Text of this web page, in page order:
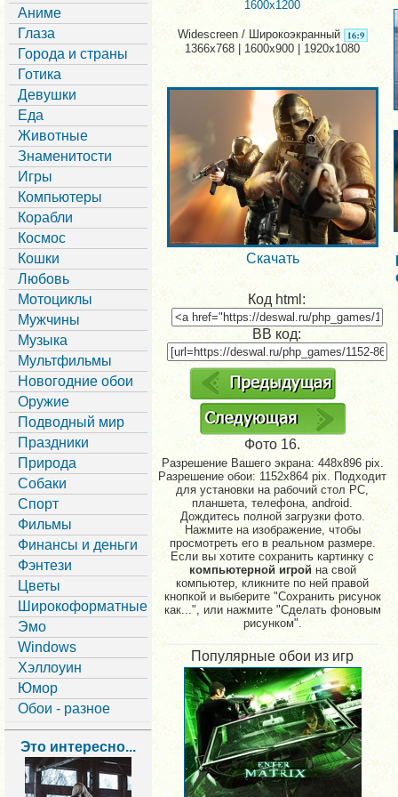
Аниме
Глаза
Города и страны
Готика
Девушки
Еда
Животные
Знаменитости
Игры
Компьютеры
Корабли
Космос
Кошки
Любовь
Мотоциклы
Мужчины
Музыка
Мультфильмы
Новогодние обои
Оружие
Подводный мир
Праздники
Природа
Собаки
Спорт
Фильмы
Финансы и деньги
Фэнтези
Цветы
Широкоформатные
Эмо
Windows
Хэллоуин
Юмор
Обои - разное
Это интересно...
1600x1200
Widescreen / Широкоэкранный
1366x768 | 1600x900 | 1920x1080
Скачать
Код html:
BB код:
Фото 16.
Разрешение Вашего экрана: 448x896 pix.
Разрешение обои: 1152x864 pix. Подходит
для установки на рабочий стол PC,
планшета, телефона, android.
Дождитесь полной загрузки фото.
Нажмите на изображение, чтобы
просмотреть его в реальном размере.
Если вы хотите сохранить картинку с
компьютерной игрой на свой
компьютер, кликните по ней правой
кнопкой и выберите "Сохранить рисунок
как...", или нажмите "Сделать фоновым
рисунком".
Популярные обои из игр